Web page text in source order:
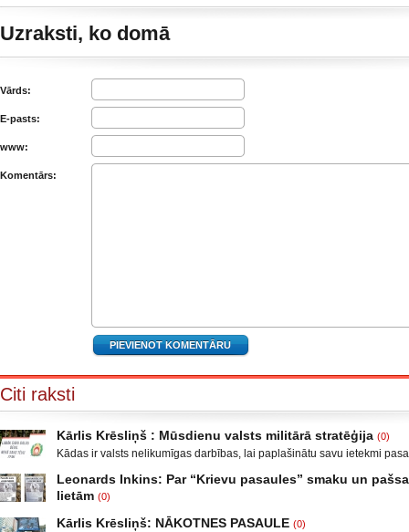
Uzraksti, ko domā
Vārds:
E-pasts:
www:
Komentārs:
Citi raksti
Kārlis Krēsliņš : Mūsdienu valsts militārā stratēģija (0)
Kādas ir valsts nelikumīgas darbības, lai paplašinātu savu ietekmi
Krievijas un ar to aizstāvēšanu pamatots iebrukums Gruzijā. Ukrainā
un izveidot militāro konfliktu Doņeckas un Luganskas novados. Vai tas
neatgādina to, kā attīstījās notikumi pirms II pasaules kara? Nākamais
Leonards Inkins: Par “Krievu pasaules” smaku un
lietām (0)
Leonards Inkins: Biedrības “Latvietis” biedrs, grāmatu autors:
Kārlis Krēsliņš: NĀKOTNES PASAULE (0)